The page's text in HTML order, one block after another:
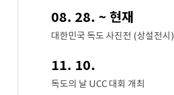
08. 28. ~ 현재
대한민국 독도 사진전 (상설전시)
11. 10.
독도의 날 UCC 대회 개최